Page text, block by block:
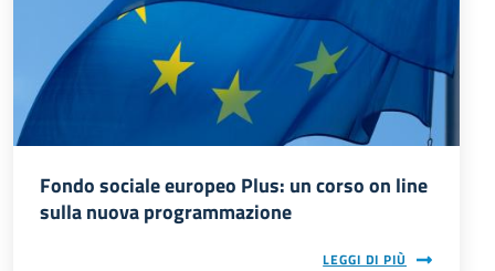
Fondo sociale europeo Plus: un corso on line
sulla nuova programmazione
LEGGI DI PIÙ